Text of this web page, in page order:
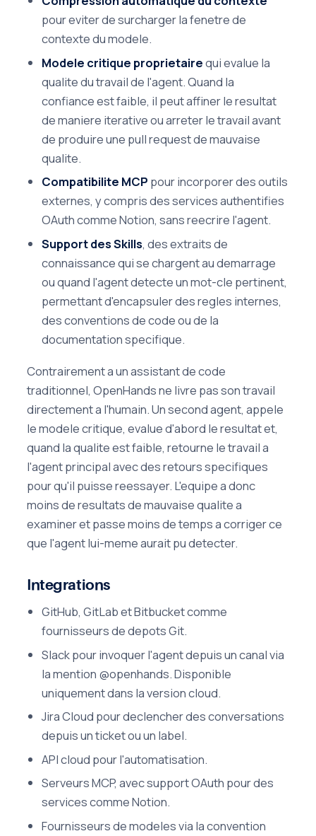
pour eviter de surcharger la fenetre de
contexte du modele.
Modele critique proprietairequi evalue la
qualite du travail de l'agent. Quand la
confiance est faible, il peut affiner le resultat
de maniere iterative ou arreter le travail avant
de produire une pull request de mauvaise
qualite.
Compatibilite MCP pour incorporer des outils
externes, y compris des services authentifies
OAuth comme Notion, sans reecrire l'agent.
Support des Skills, des extraits de
connaissance qui se chargent au demarrage
ou quand l'agent detecte un mot-cle pertinent,
permettant d'encapsuler des regles internes,
des conventions de code ou de la
documentation specifique.
Contrairement a un assistant de code
traditionnel, OpenHands ne livre pas son travail
directement a l'humain. Un second agent, appele
le modele critique, evalue d'abord le resultat et,
quand la qualite est faible, retourne le travail a
l'agent principal avec des retours specifiques
pour qu'il puisse reessayer. L'equipe a donc
moins de resultats de mauvaise qualite a
examiner et passe moins de temps a corriger ce
que l'agent lui-meme aurait pu detecter.
Integrations
GitHub, GitLab et Bitbucket comme
fournisseurs de depots Git.
Slack pour invoquer l'agent depuis un canal via
la mention @openhands. Disponible
uniquement dans la version cloud.
Jira Cloud pour declencher des conversations
depuis un ticket ou un label.
API cloud pour l'automatisation.
Serveurs MCP, avec support OAuth pour des
services comme Notion.
Fournisseurs de modeles via la convention